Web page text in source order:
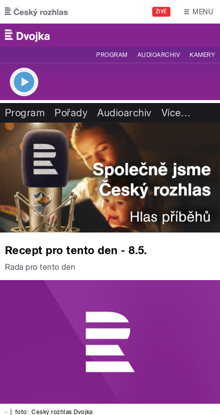
Přejít k hlavnímu obsahu
ŽIVĚ MENU
PROGRAM AUDIOARCHIV KAMERY
Program Pořady Audioarchiv Více…
Recept pro tento den - 8.5.
Rada pro tento den
- foto: Český rozhlas Dvojka